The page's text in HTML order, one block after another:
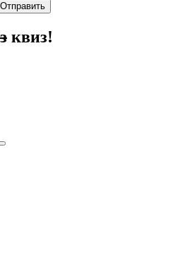
Отправить
квиз!